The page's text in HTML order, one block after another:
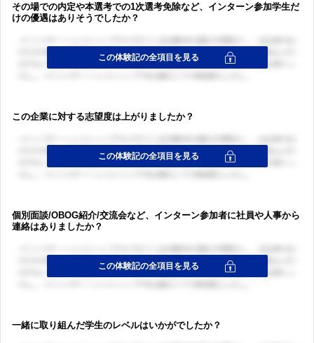
その場での内定や本選考での1次選考免除など、インターン参加学生だ
けの優遇はありそうでしたか？
この企業に対する志望度は上がりましたか？
個別面談/OBOG紹介/交流会など、インターン参加者に社員や人事から
連絡はありましたか？
一緒に取り組んだ学生のレベルはいかがでしたか？